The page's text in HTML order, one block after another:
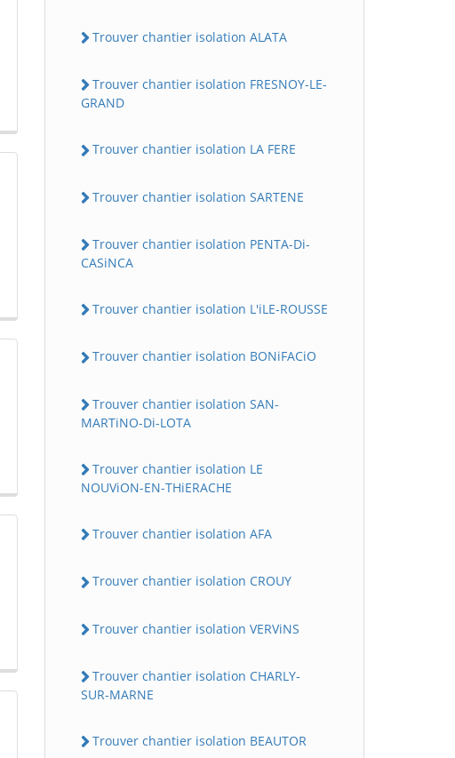
Trouver chantier isolation ALATA
Trouver chantier isolation FRESNOY-LE-
GRAND
Trouver chantier isolation LA FERE
Trouver chantier isolation SARTENE
Trouver chantier isolation PENTA-Di-
CASiNCA
Trouver chantier isolation L'iLE-ROUSSE
Trouver chantier isolation BONiFACiO
Trouver chantier isolation SAN-
MARTiNO-Di-LOTA
Trouver chantier isolation LE
NOUViON-EN-THiERACHE
Trouver chantier isolation AFA
Trouver chantier isolation CROUY
Trouver chantier isolation VERViNS
Trouver chantier isolation CHARLY-
SUR-MARNE
Trouver chantier isolation BEAUTOR